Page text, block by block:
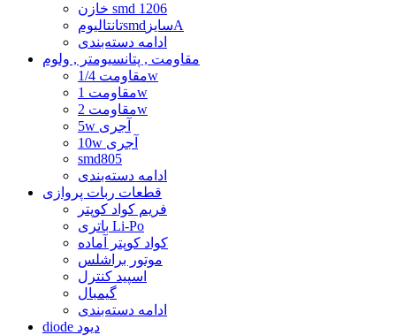
خازن smd 1206
تانتالیومsmdسایزA
ادامه دسته‌بندی
مقاومت , پتانسیومتر , ولوم
مقاومت 1/4w
مقاومت 1w
مقاومت 2w
5w آجری
10w آجری
smd805
ادامه دسته‌بندی
قطعات ربات پروازی
فریم کواد کوپتر
باتری Li-Po
کواد کوپتر آماده
موتور براشلس
اسپید کنترل
گیمبال
ادامه دسته‌بندی
diode دیود